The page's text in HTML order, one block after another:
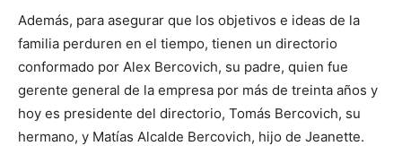
Además, para asegurar que los objetivos e ideas de la
familia perduren en el tiempo, tienen un directorio
conformado por Alex Bercovich, su padre, quien fue
gerente general de la empresa por más de treinta años y
hoy es presidente del directorio, Tomás Bercovich, su
hermano, y Matías Alcalde Bercovich, hijo de Jeanette.